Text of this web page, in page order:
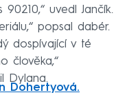
uvedl Jančík.
popsal dabér.
dospívající v té
člověka,“
Dylana.
Dohertyová.